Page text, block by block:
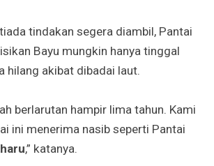
tindakan segera diambil, Pantai
Bayu mungkin hanya tinggal
hilang akibat dibadai laut.
berlarutan hampir lima tahun. Kami
ini menerima nasib seperti Pantai
,” katanya.